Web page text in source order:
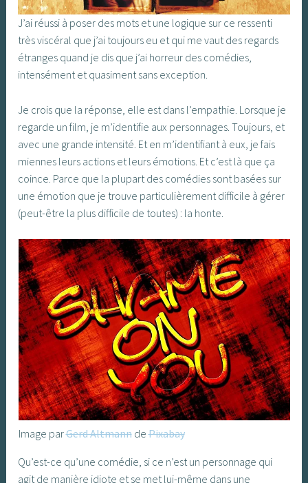
J’ai réussi à poser des mots et une logique sur ce ressenti
très viscéral que j’ai toujours eu et qui me vaut des regards
étranges quand je dis que j’ai horreur des comédies,
intensément et quasiment sans exception.
Je crois que la réponse, elle est dans l’empathie. Lorsque je
regarde un film, je m’identifie aux personnages. Toujours, et
avec une grande intensité. Et en m’identifiant à eux, je fais
miennes leurs actions et leurs émotions. Et c’est là que ça
coince. Parce que la plupart des comédies sont basées sur
une émotion que je trouve particulièrement difficile à gérer
(peut-être la plus difficile de toutes) : la honte.
Image parGerd AltmanndePixabay
Qu’est-ce qu’une comédie, si ce n’est un personnage qui
agit de manière idiote et se met lui-même dans une